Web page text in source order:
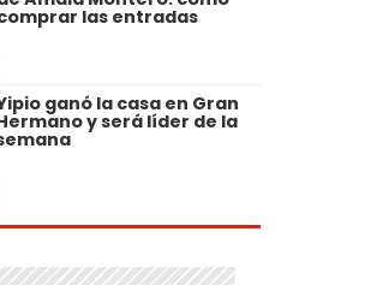
las entradas
ganó la casa en Gran
y será líder de la